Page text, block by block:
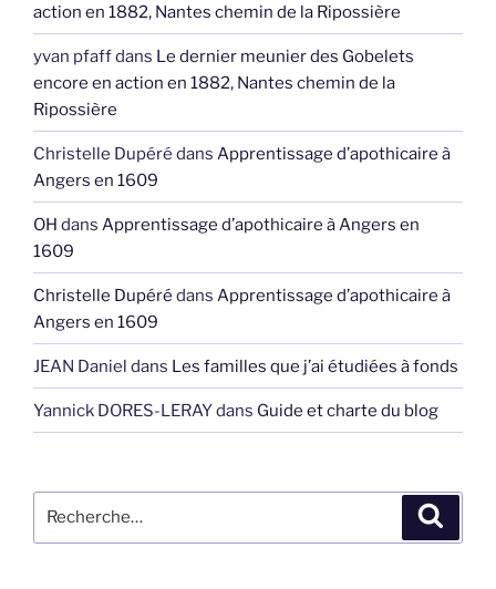
action en 1882, Nantes chemin de la Ripossière
yvan pfaffdans Le dernier meunier des Gobelets
encore en action en 1882, Nantes chemin de la
Ripossière
Christelle Dupéré dans Apprentissage d’apothicaire à
Angers en 1609
OH dans Apprentissage d’apothicaire à Angers en
1609
Christelle Dupéré dans Apprentissage d’apothicaire à
Angers en 1609
JEAN Daniel dans Les familles que j’ai étudiées à fonds
Yannick DORES-LERAYdans Guide et charte du blog
pour